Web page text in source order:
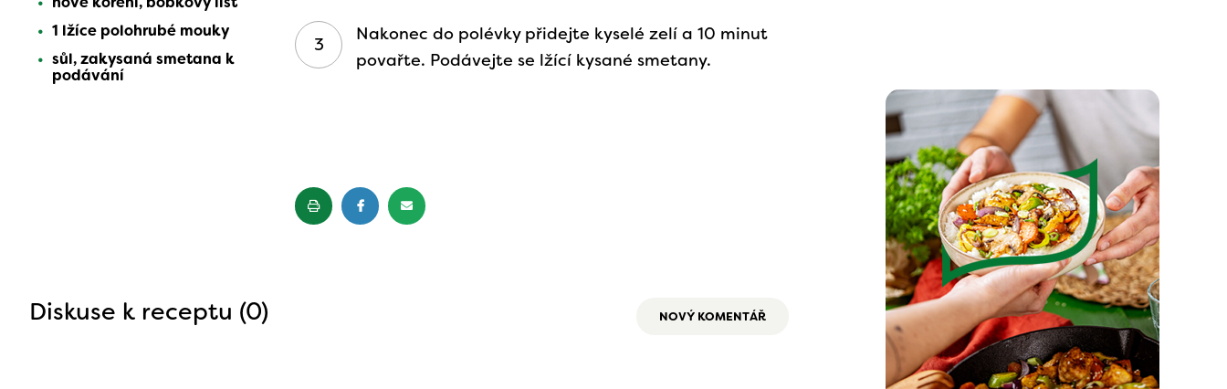
1 lžíce polohrubé mouky
sůl, zakysaná smetana k
podávání
Nakonec do polévky přidejte kyselé zelí a 10 minut
povařte. Podávejte se lžící kysané smetany.
Diskuse k receptu (0) NOVÝ KOMENTÁŘ